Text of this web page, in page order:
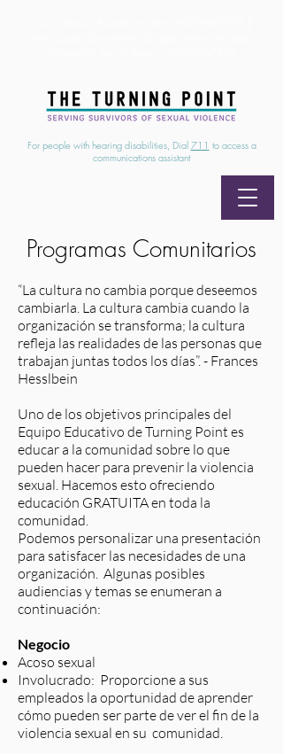
For people with hearing disabilities, Dial 711 to access a
communications assistant
Programas Comunitarios
“La cultura no cambia porque deseemos
cambiarla. La cultura cambia cuando la
organización se transforma; la cultura
refleja las realidades de las personas que
trabajan juntas todos los días”. - Frances
Hesslbein
Uno de los objetivos principales del
Equipo Educativo de Turning Point es
educar a la comunidad sobre lo que
pueden hacer para prevenir la violencia
sexual. Hacemos esto ofreciendo
educación GRATUITA en toda la
comunidad.
Podemos personalizar una presentación
para satisfacer las necesidades de una
organización. Algunas posibles
audiencias y temas se enumeran a
continuación:
Negocio
Acoso sexual
Involucrado: Proporcione a sus
empleados la oportunidad de aprender
cómo pueden ser parte de ver el fin de la
violencia sexual en su comunidad.